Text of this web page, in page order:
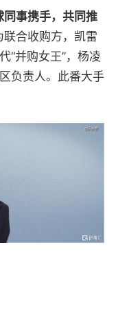
同事携手，共同推
联合收购方，凯雷
“并购女王”，杨凌
负责人。此番大手